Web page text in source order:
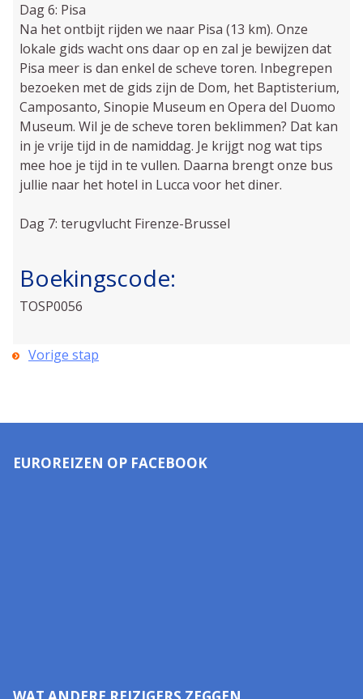
Dag 6: Pisa
Na het ontbijt rijden we naar Pisa (13 km). Onze
lokale gids wacht ons daar op en zal je bewijzen dat
Pisa meer is dan enkel de scheve toren. Inbegrepen
bezoeken met de gids zijn de Dom, het Baptisterium,
Camposanto, Sinopie Museum en Opera del Duomo
Museum. Wil je de scheve toren beklimmen? Dat kan
in je vrije tijd in de namiddag. Je krijgt nog wat tips
mee hoe je tijd in te vullen. Daarna brengt onze bus
jullie naar het hotel in Lucca voor het diner.
Dag 7: terugvlucht Firenze-Brussel
Boekingscode:
TOSP0056
Vorige stap